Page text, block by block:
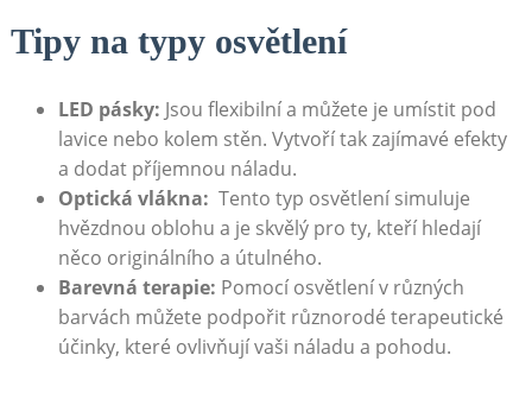
Tipy na typy osvětlení
LED‌ pásky: Jsou flexibilní a ⁣můžete je umístit pod
lavice ​nebo kolem stěn. Vytvoří tak zajímavé efekty
a dodat příjemnou náladu.
Optická vlákna: ​ Tento typ osvětlení‍ simuluje
hvězdnou⁢ oblohu a ⁤je skvělý pro ty, kteří hledají
něco originálního‍ a útulného.
Barevná terapie: ‌Pomocí osvětlení ‍v‌ různých
barvách můžete podpořit ⁢různorodé‌ terapeutické
účinky, které ovlivňují ⁣vaši ‍náladu a pohodu.